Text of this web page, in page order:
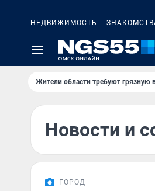
НЕДВИЖИМОСТЬ
Жители области требуют грязную
Новости и
ГОРОД